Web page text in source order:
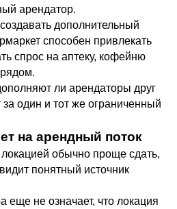
арендатор.
дополнительный
способен привлекать
спрос на аптеку, кофейню
ли арендаторы друг
за один и тот же ограниченный
на арендный поток
обычно проще сдать,
понятный источник
еще не означает, что локация